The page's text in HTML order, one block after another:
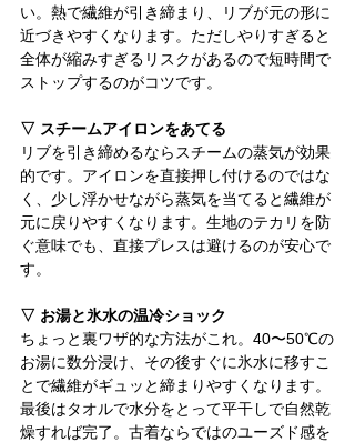
い。熱で繊維が引き締まり、リブが元の形に
近づきやすくなります。ただしやりすぎると
全体が縮みすぎるリスクがあるので短時間で
ストップするのがコツです。
▽ スチームアイロンをあてる
リブを引き締めるならスチームの蒸気が効果
的です。アイロンを直接押し付けるのではな
く、少し浮かせながら蒸気を当てると繊維が
元に戻りやすくなります。生地のテカリを防
ぐ意味でも、直接プレスは避けるのが安心で
す。
▽ お湯と氷水の温冷ショック
ちょっと裏ワザ的な方法がこれ。40〜50℃の
お湯に数分浸け、その後すぐに氷水に移すこ
とで繊維がギュッと締まりやすくなります。
最後はタオルで水分をとって平干しで自然乾
燥すれば完了。古着ならではのユーズド感を